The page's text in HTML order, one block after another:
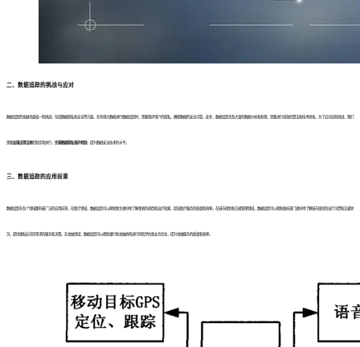
二、数据追踪的挑战与应对
数据追踪的发展也面临一些挑战，包括数据隐私和安全等方面。在利用大数据进行数据追踪时，需要保护用户的隐私，确保数据的安全可靠。此外，数据追踪涉及大量的数据分析和处理，需要进行高效的算法和技术研发。为了应对这些挑战，我们
需要加强法律法规的制定和执行， 完善数据隐私保护机制 ，提升数据安全技术的水平。
三、数据追踪的应用前景
数据追踪在各个领域都有着广泛的应用前景。在医疗领域，数据追踪可以帮助医生更好地了解患者的病情和治疗效果，提高医疗服务的质量和效率。在城市规划和交通管理领域，数据追踪可以帮助政府部门更好地了解城市居民的出行习惯和交通状
况，提供更贴近市民需求的服务和决策。在金融领域，数据追踪可以帮助银行和金融机构进行风险评估和业务优化，提升金融服务的质量和效率。